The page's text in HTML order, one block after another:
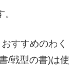
すすめのわく
/戦型の書)は使